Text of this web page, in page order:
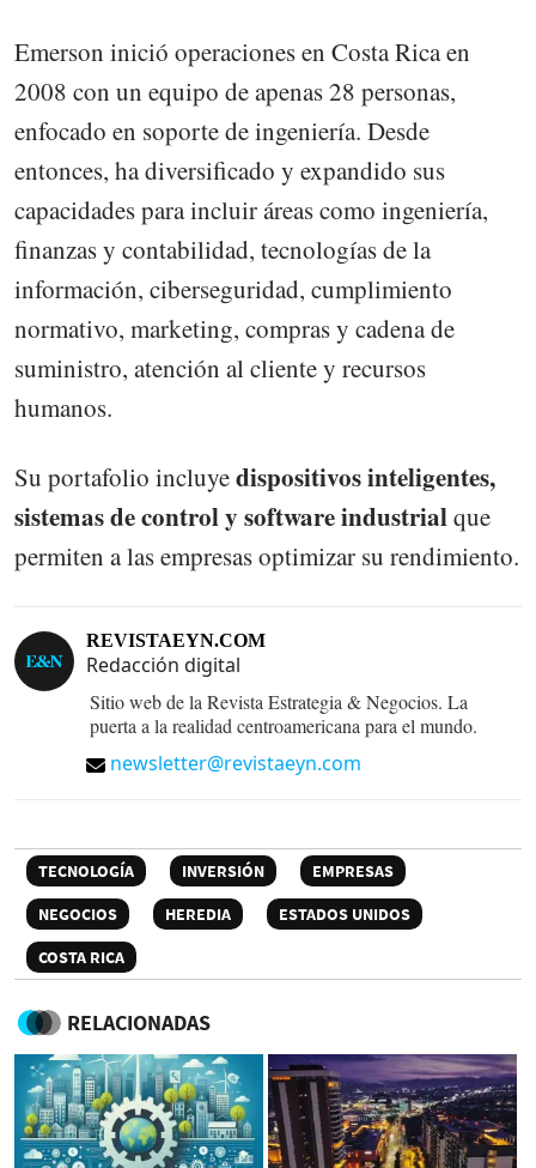
Emerson inició operaciones en Costa Rica en
2008 con un equipo de apenas 28 personas,
enfocado en soporte de ingeniería. Desde
entonces, ha diversificado y expandido sus
capacidades para incluir áreas como ingeniería,
finanzas y contabilidad, tecnologías de la
información, ciberseguridad, cumplimiento
normativo, marketing, compras y cadena de
suministro, atención al cliente y recursos
humanos.
Su portafolio incluyedispositivos inteligentes,
sistemas de control y software industrialque
permiten a las empresas optimizar su rendimiento.
REVISTAEYN.COM
Redacción digital
Sitio web de la Revista Estrategia & Negocios. La
puerta a la realidad centroamericana para el mundo.
newsletter@revistaeyn.com
TECNOLOGÍA INVERSIÓN
EMPRESAS
NEGOCIOS
HEREDIA
ESTADOS UNIDOS
COSTA RICA
RELACIONADAS